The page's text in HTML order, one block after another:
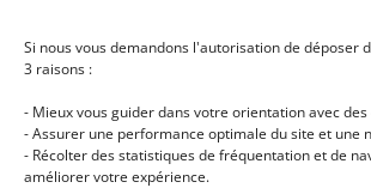
Si nous vous demandons l'autorisation de déposer
3 raisons :
- Mieux vous guider dans votre orientation avec
- Assurer une performance optimale du site et une
- Récolter des statistiques de fréquentation et de
améliorer votre expérience.